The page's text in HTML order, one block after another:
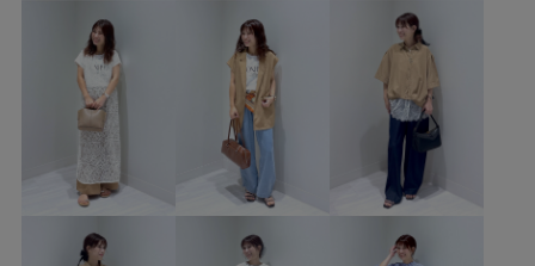
1枚でも着れる GU_SUMMERGOODS
GU_ギフト Tシャツ きれいめ
さらりとした ゆったり アウトドア アンダーウェア
イベント カップ付き キャミソール
キュロットパンツ クッション性 シアー素材